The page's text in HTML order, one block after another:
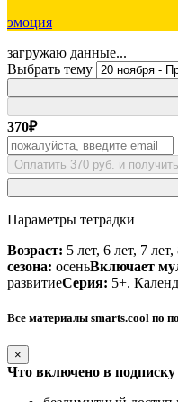
эмоция
загружаю данные...
Выбрать тему
370₽
Оплатить 370 руб. и
Параметры тетрадки
Возраст: 5 лет, 6 лет, 7 лет,
сезона: осеньВключает
развитиеСерия: 5+.
Все материалы smarts.cool по
×
Что включено в подписку